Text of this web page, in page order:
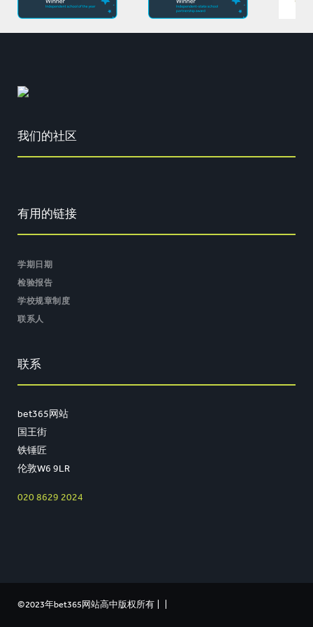
我们的社区
有用的链接
学期日期
检验报告
学校规章制度
联系人
联系
bet365网站
国王街
铁锤匠
伦敦W6 9LR
020 8629 2024
©2023年bet365网站高中版权所有